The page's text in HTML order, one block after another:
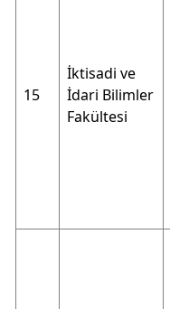
15
İktisadi ve
İdari Bilimler
Fakültesi